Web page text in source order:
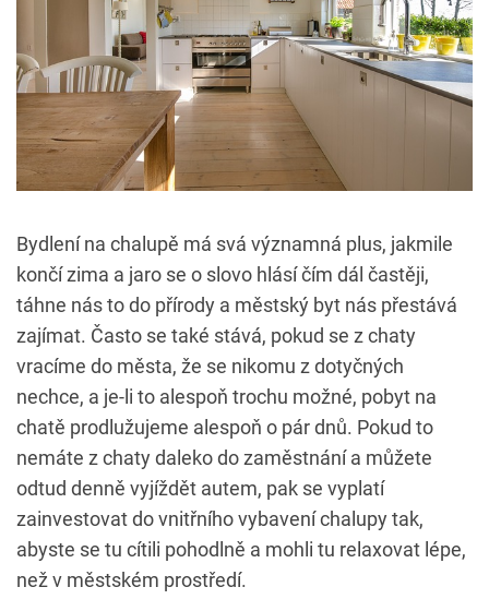
Bydlení na chalupě má svá významná plus, jakmile
končí zima a jaro se o slovo hlásí čím dál častěji,
táhne nás to do přírody a městský byt nás přestává
zajímat. Často se také stává, pokud se z chaty
vracíme do města, že se nikomu z dotyčných
nechce, a je-li to alespoň trochu možné, pobyt na
chatě prodlužujeme alespoň o pár dnů. Pokud to
nemáte z chaty daleko do zaměstnání a můžete
odtud denně vyjíždět autem, pak se vyplatí
zainvestovat do vnitřního vybavení chalupy tak,
abyste se tu cítili pohodlně a mohli tu relaxovat lépe,
než v městském prostředí.